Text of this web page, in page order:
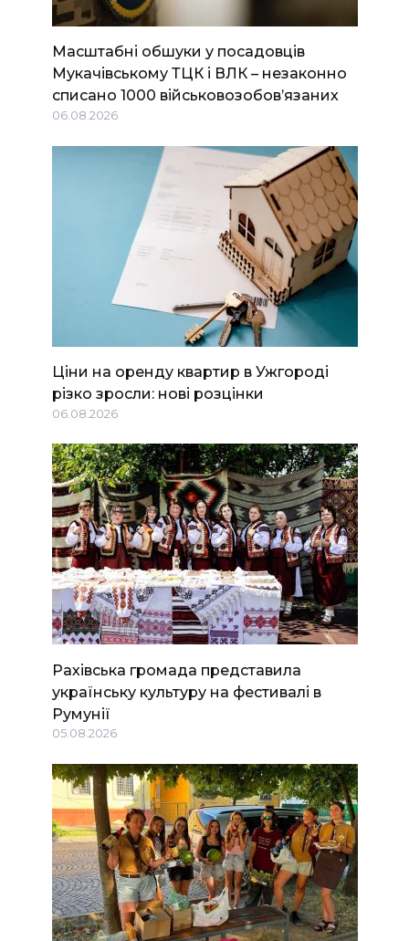
Масштабні обшуки у посадовців
Мукачівському ТЦК і ВЛК – незаконно
списано 1000 військовозобов’язаних
06.08.2026
Ціни на оренду квартир в Ужгороді
різко зросли: нові розцінки
06.08.2026
Рахівська громада представила
українську культуру на фестивалі в
Румунії
05.08.2026